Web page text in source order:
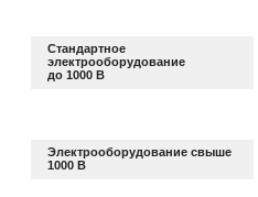
Стандартное
электрооборудование
до 1000 В
Электрооборудование свыше
1000 В